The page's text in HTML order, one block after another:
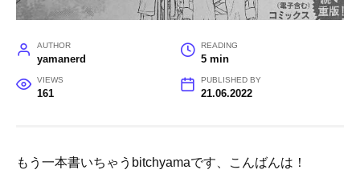
AUTHOR
yamanerd
READING
5 min
VIEWS
161
PUBLISHED BY
21.06.2022
もう一本書いちゃうbitchyamaです、こんばんは！